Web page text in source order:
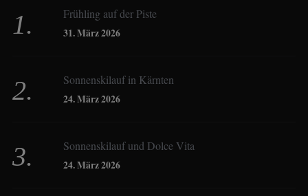
Birgit Werner
Christoph Schrahe
Frühling auf der Piste
31. März 2026
Sonnenskilauf in Kärnten
24. März 2026
Sonnenskilauf und Dolce Vita
24. März 2026